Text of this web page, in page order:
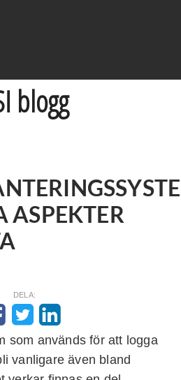
blogg
ASPEKTER
DELA:
som används för att logga
vanligare även bland